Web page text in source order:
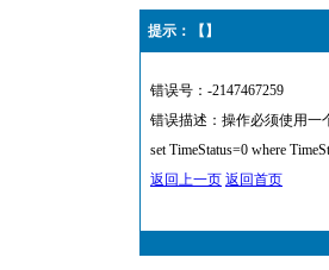
提示：【】
错误号：-2147467259
错误描述：操作必须使用一
set TimeStatus=0 where
返回上一页 返回首页